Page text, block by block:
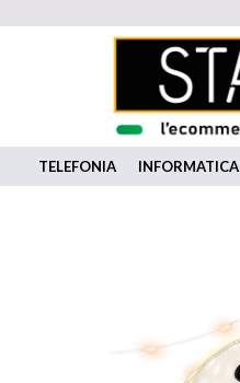
TELEFONIA INFORMATICA